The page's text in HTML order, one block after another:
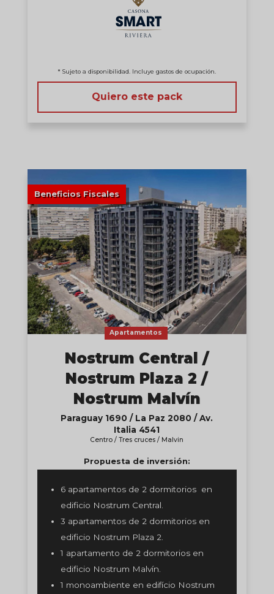
* Sujeto a disponibilidad. Incluye gastos de ocupación.
Quiero este pack
Beneficios Fiscales
Apartamentos
Nostrum Central /
Nostrum Plaza 2 /
Nostrum Malvín
Paraguay 1690 / La Paz 2080 / Av.
Italia 4541
Centro / Tres cruces / Malvin
Propuesta de inversión:
6 apartamentos de 2 dormitorios en
edificio Nostrum Central.
3 apartamentos de 2 dormitorios en
edificio Nostrum Plaza 2.
1 apartamento de 2 dormitorios en
edificio Nostrum Malvín.
1 monoambiente en edifício Nostrum